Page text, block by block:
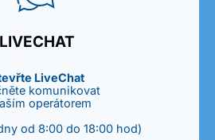
LIVECHAT
LiveChat
komunikovat
operátorem
od 8:00 do 18:00 hod)